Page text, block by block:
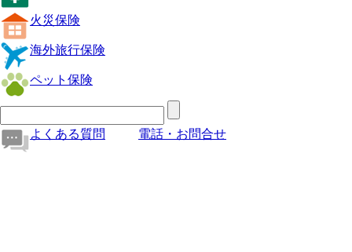
火災保険
海外旅行保険
ペット保険
よくある質問 電話・お問合せ